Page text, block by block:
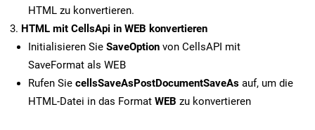
HTML zu konvertieren.
HTML mit CellsApi in WEB konvertieren
Initialisieren Sie SaveOption von CellsAPI mit
SaveFormat als WEB
Rufen Sie cellsSaveAsPostDocumentSaveAs auf, um die
HTML-Datei in das Format WEB zu konvertieren